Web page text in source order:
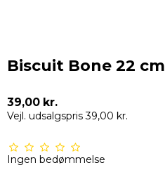
Biscuit Bone 22 cm
39,00 kr.
Vejl. udsalgspris 39,00 kr.
Ingen bedømmelse